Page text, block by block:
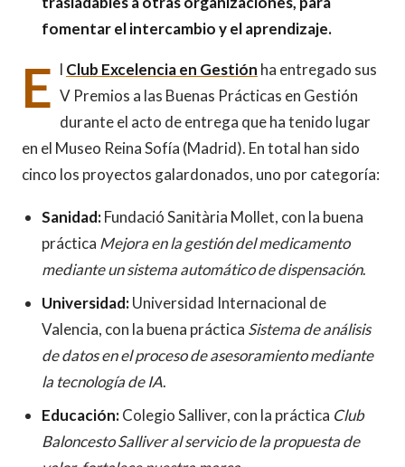
fomentar el intercambio y el aprendizaje.
E l Club Excelencia en Gestión ha entregado sus
V Premios a las Buenas Prácticas en Gestión
durante el acto de entrega que ha tenido lugar
en el Museo Reina Sofía (Madrid). En total han sido
cinco los proyectos galardonados, uno por categoría:
Sanidad:Fundació Sanitària Mollet, con la buena
práctica Mejora en la gestión del medicamento
mediante un sistema automático de dispensación.
Universidad:Universidad Internacional de
Valencia, con la buena práctica Sistema de análisis
de datos en el proceso de asesoramiento mediante
la tecnología de IA.
Educación:Colegio Salliver, con la práctica Club
Baloncesto Salliver al servicio de la propuesta de